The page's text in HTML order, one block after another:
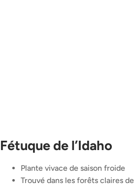
Fétuque de l’Idaho
Plante vivace de saison froide
Trouvé dans les forêts claires